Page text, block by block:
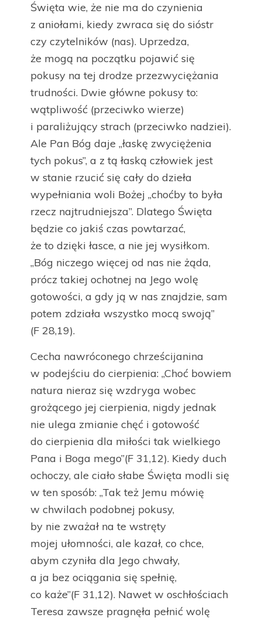
Święta wie, że nie ma do czynienia
z aniołami, kiedy zwraca się do sióstr
czy czytelników (nas). Uprzedza,
że mogą na początku pojawić się
pokusy na tej drodze przezwyciężania
trudności. Dwie główne pokusy to:
wątpliwość (przeciwko wierze)
i paraliżujący strach (przeciwko nadziei).
Ale Pan Bóg daje „łaskę zwyciężenia
tych pokus”, a z tą łaską człowiek jest
w stanie rzucić się cały do dzieła
wypełniania woli Bożej „choćby to była
rzecz najtrudniejsza”. Dlatego Święta
będzie co jakiś czas powtarzać,
że to dzięki łasce, a nie jej wysiłkom.
„Bóg niczego więcej od nas nie żąda,
prócz takiej ochotnej na Jego wolę
gotowości, a gdy ją w nas znajdzie, sam
potem zdziała wszystko mocą swoją”
(F 28,19).
Cecha nawróconego chrześcijanina
w podejściu do cierpienia: „Choć bowiem
natura nieraz się wzdryga wobec
grożącego jej cierpienia, nigdy jednak
nie ulega zmianie chęć i gotowość
do cierpienia dla miłości tak wielkiego
Pana i Boga mego”(F 31,12). Kiedy duch
ochoczy, ale ciało słabe Święta modli się
w ten sposób: „Tak też Jemu mówię
w chwilach podobnej pokusy,
by nie zważał na te wstręty
mojej ułomności, ale kazał, co chce,
abym czyniła dla Jego chwały,
a ja bez ociągania się spełnię,
co każe”(F 31,12). Nawet w oschłościach
Teresa zawsze pragnęła pełnić wolę